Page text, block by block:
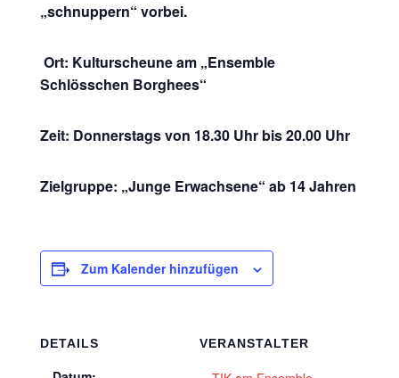
„schnuppern“ vorbei.
Ort: Kulturscheune am „Ensemble
Schlösschen Borghees“
Zeit: Donnerstags von 18.30 Uhr bis 20.00 Uhr
Zielgruppe: „Junge Erwachsene“ ab 14 Jahren
Zum Kalender hinzufügen
DETAILS VERANSTALTER